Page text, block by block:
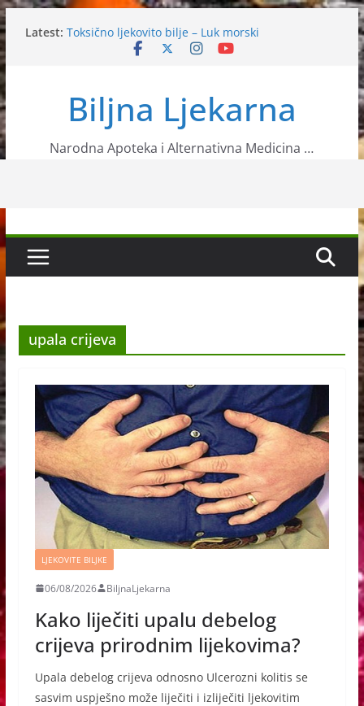
Skip
to
content
Latest: Toksično ljekovito bilje – Luk morski
11 znanstveno potvrđenih načina za ubrzavanje
metabolizma
Biljna Ljekarna
Narodna Apoteka i Alternativna Medicina …
upala crijeva
LJEKOVITE BILJKE
06/08/2026 BiljnaLjekarna
Kako liječiti upalu debelog
crijeva prirodnim lijekovima?
Upala debelog crijeva odnosno Ulcerozni kolitis se
sasvim uspješno može liječiti i izliječiti ljekovitim